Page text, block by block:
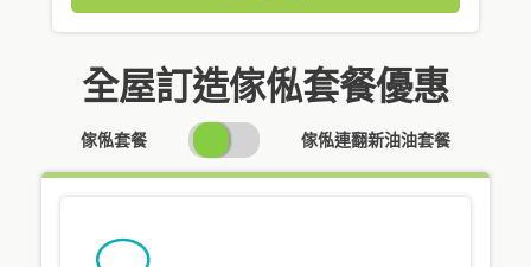
全屋訂造傢俬套餐優惠
傢俬套餐
SWITCH
PRICING
傢俬連翻新油油套餐